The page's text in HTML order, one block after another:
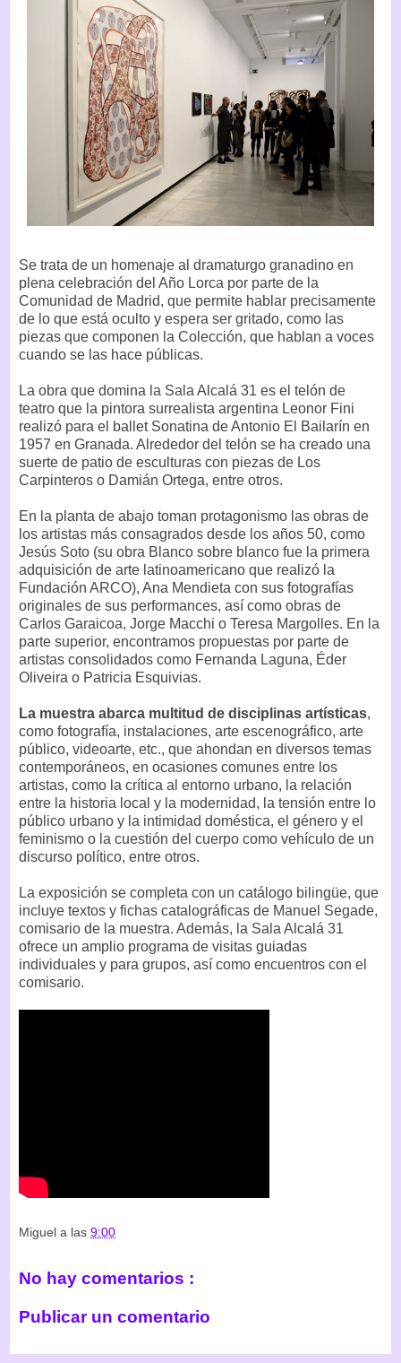
Se trata de un homenaje al dramaturgo granadino en
plena celebración del Año Lorca por parte de la
Comunidad de Madrid, que permite hablar precisamente
de lo que está oculto y espera ser gritado, como las
piezas que componen la Colección, que hablan a voces
cuando se las hace públicas.
La obra que domina la Sala Alcalá 31 es el telón de
teatro que la pintora surrealista argentina Leonor Fini
realizó para el ballet Sonatina de Antonio El Bailarín en
1957 en Granada. Alrededor del telón se ha creado una
suerte de patio de esculturas con piezas de Los
Carpinteros o Damián Ortega, entre otros.
En la planta de abajo toman protagonismo las obras de
los artistas más consagrados desde los años 50, como
Jesús Soto (su obra Blanco sobre blanco fue la primera
adquisición de arte latinoamericano que realizó la
Fundación ARCO), Ana Mendieta con sus fotografías
originales de sus performances, así como obras de
Carlos Garaicoa, Jorge Macchi o Teresa Margolles. En la
parte superior, encontramos propuestas por parte de
artistas consolidados como Fernanda Laguna, Éder
Oliveira o Patricia Esquivias.
La muestra abarca multitud de disciplinas artísticas,
como fotografía, instalaciones, arte escenográfico, arte
público, videoarte, etc., que ahondan en diversos temas
contemporáneos, en ocasiones comunes entre los
artistas, como la crítica al entorno urbano, la relación
entre la historia local y la modernidad, la tensión entre lo
público urbano y la intimidad doméstica, el género y el
feminismo o la cuestión del cuerpo como vehículo de un
discurso político, entre otros.
La exposición se completa con un catálogo bilingüe, que
incluye textos y fichas catalográficas de Manuel Segade,
comisario de la muestra. Además, la Sala Alcalá 31
ofrece un amplio programa de visitas guiadas
individuales y para grupos, así como encuentros con el
comisario.
Miguel a las 9:00
No hay comentarios :
Publicar un comentario